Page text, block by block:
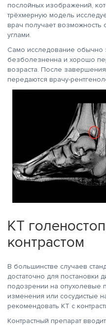
послойных изображений,
трёхмерную модель
врач получает возможность
углами.
Само исследование обычно
безболезненна и хорошо
возраста. После завершения
передаются врачу-
КТ
контрастом
В большинстве случаев
достаточно для постановки
подозрении на опухолевые
изменения или сосудистые
рекомендовать КТ с
Контрастный препарат